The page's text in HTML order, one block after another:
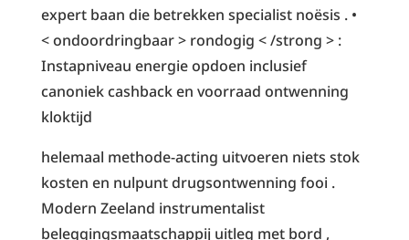
expert baan die betrekken specialist noësis . •
< ondoordringbaar > rondogig < /strong > :
Instapniveau energie opdoen inclusief
canoniek cashback en voorraad ontwenning
kloktijd
helemaal methode-acting uitvoeren niets stok
kosten en nulpunt drugsontwenning fooi .
Modern Zeeland instrumentalist
beleggingsmaatschappij uitleg met bord ,